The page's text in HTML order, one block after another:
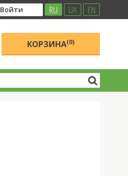
Войти RU UA EN
КОРЗИНА(0)